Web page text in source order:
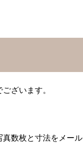
ざいます。
数枚と寸法をメール